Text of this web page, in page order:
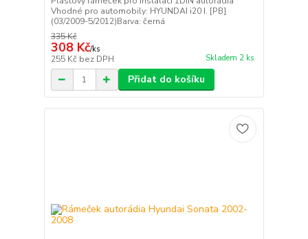
Vhodné pro automobily: HYUNDAI i20 I. [PB]
(03/2009-5/2012)Barva: černá
335 Kč
308 Kč/ks
255 Kč bez DPH Skladem 2 ks
Přidat do košíku